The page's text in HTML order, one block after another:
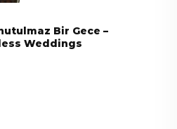
Bir Gece –
Weddings